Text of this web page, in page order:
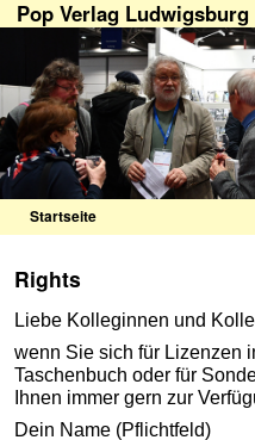
Pop Verlag Ludwigsburg
Startseite
Rights
Liebe Kolleginnen und
wenn Sie sich für Lizenzen
Taschenbuch oder für
Ihnen immer gern zur
Dein Name (Pflichtfeld)